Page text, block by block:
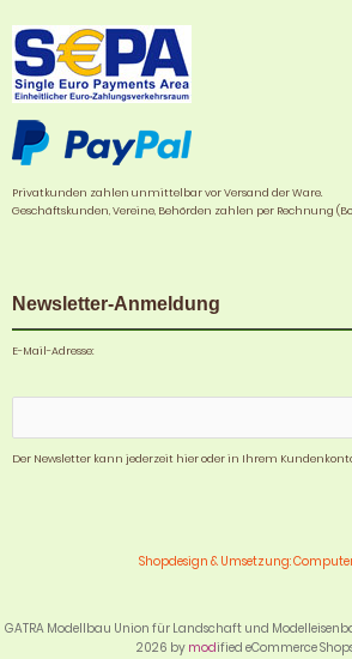
Privatkunden zahlen unmittelbar vor Versand der Ware.
Geschäftskunden, Vereine, Behörden zahlen per Rechnung
Newsletter-Anmeldung
E-Mail-Adresse:
Der Newsletter kann jederzeit hier oder in Ihrem
Shopdesign & Umsetzung:
GATRA Modellbau Union für Landschaft und
2026 by modified eCommerce